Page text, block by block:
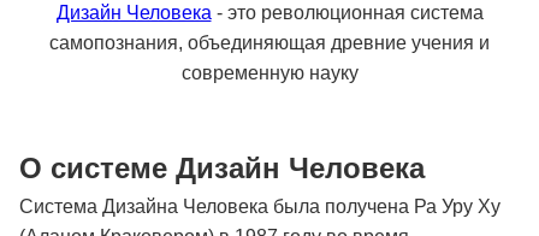
Дизайн Человека - это революционная система
самопознания, объединяющая древние учения и
современную науку
О системе Дизайн Человека
Система Дизайна Человека была получена Ра Уру Ху